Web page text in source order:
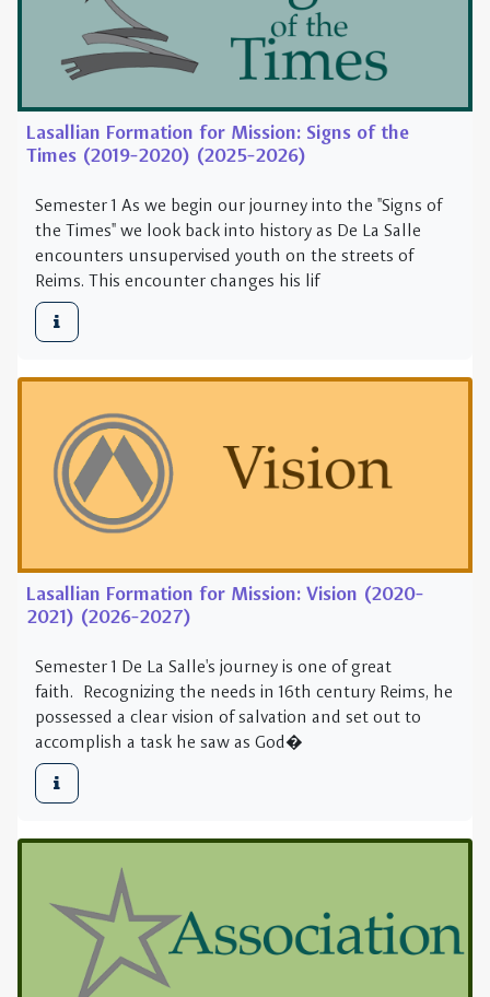
Semester 1 As we begin our journey into the "Signs of
the Times" we look back into history as De La Salle
encounters unsupervised youth on the streets of
Reims. This encounter changes his lif
Lasallian Formation for Mission: Vision (2020-
2021) (2026-2027)
Semester 1 De La Salle's journey is one of great
faith. Recognizing the needs in 16th century Reims, he
possessed a clear vision of salvation and set out to
accomplish a task he saw as God�
Lasallian Formation for Mission: Association
(2021-2022) (2027-2028)
Semester 1 De La Salle's journey is one of great